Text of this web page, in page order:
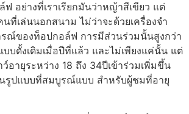
อย่างที่เราเรียกมันว่าหญ้าสีเขียว แต่
ที่เล่นนอกสนาม ไม่ว่าจะด้วยเครื่องจํา
ณ์ของท็อปกอล์ฟ การมีส่วนร่วมนั้นสูงกว่า
บดั้งเดิมเมื่อปีที่แล้ว และไม่เพียงแค่นั้น แต่
อายุระหว่าง 18 ถึง 34ปีเข้าร่วมเพิ่มขึ้น
รูปแบบที่สมบูรณ์แบบ สําหรับผู้ชมที่อายุ